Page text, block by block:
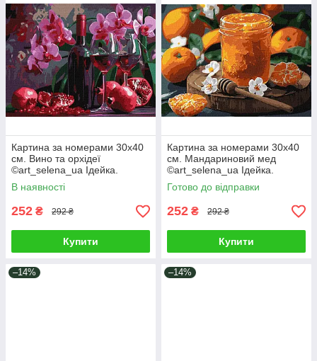
Картина за номерами 30х40
см. Вино та орхідеї
©art_selena_ua Ідейка.
KHO5696
В наявності
252 ₴ 292 ₴
Купити
Картина за номерами 30х40
см. Мандариновий мед
©art_selena_ua Ідейка.
KHO5698
Готово до відправки
252 ₴ 292 ₴
Купити
–14% –14%